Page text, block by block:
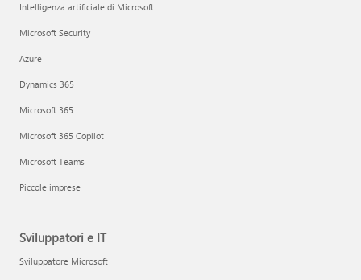
Intelligenza artificiale di Microsoft
Microsoft Security
Azure
Dynamics 365
Microsoft 365
Microsoft 365 Copilot
Microsoft Teams
Piccole imprese
Sviluppatori e IT
Sviluppatore Microsoft